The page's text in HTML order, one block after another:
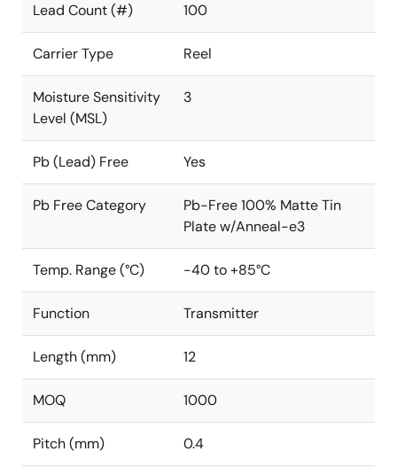
Lead Count (#) 100
Carrier Type Reel
Moisture Sensitivity
Level (MSL)
3
Pb (Lead) Free Yes
Pb Free Category
Pb-Free 100% Matte Tin
Plate w/Anneal-e3
Temp. Range (°C) -40 to +85°C
Function Transmitter
Length (mm) 12
MOQ 1000
Pitch (mm) 0.4